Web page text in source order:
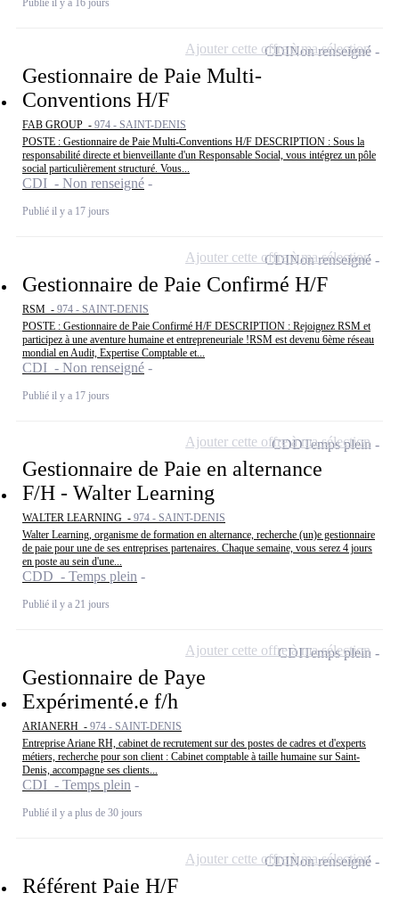
Publié il y a 16 jours
Gestionnaire de Paie Multi-
Conventions H/F
FAB GROUP - 974 - SAINT-DENIS
POSTE : Gestionnaire de Paie Multi-Conventions H/F DESCRIPTION : Sous la
responsabilité directe et bienveillante d'un Responsable Social, vous intégrez un pôle
social particulièrement structuré. Vous...
CDI - Non renseigné
Publié il y a 17 jours
CDINon renseigné
Ajouter cette offre à ma sélection
Gestionnaire de Paie Confirmé H/F
RSM - 974 - SAINT-DENIS
POSTE : Gestionnaire de Paie Confirmé H/F DESCRIPTION : Rejoignez RSM et
participez à une aventure humaine et entrepreneuriale !RSM est devenu 6ème réseau
mondial en Audit, Expertise Comptable et...
CDI - Non renseigné
Publié il y a 17 jours
CDINon renseigné
Ajouter cette offre à ma sélection
Gestionnaire de Paie en alternance
F/H - Walter Learning
WALTER LEARNING - 974 - SAINT-DENIS
Walter Learning, organisme de formation en alternance, recherche (un)e gestionnaire
de paie pour une de ses entreprises partenaires. Chaque semaine, vous serez 4 jours
en poste au sein d'une...
CDD - Temps plein
Publié il y a 21 jours
CDDTemps plein
Ajouter cette offre à ma sélection
Gestionnaire de Paye
Expérimenté.e f/h
ARIANERH - 974 - SAINT-DENIS
Entreprise Ariane RH, cabinet de recrutement sur des postes de cadres et d'experts
métiers, recherche pour son client : Cabinet comptable à taille humaine sur Saint-
Denis, accompagne ses clients...
CDI - Temps plein
Publié il y a plus de 30 jours
CDITemps plein
Ajouter cette offre à ma sélection
Référent Paie H/F
CDINon renseigné
Ajouter cette offre à ma sélection